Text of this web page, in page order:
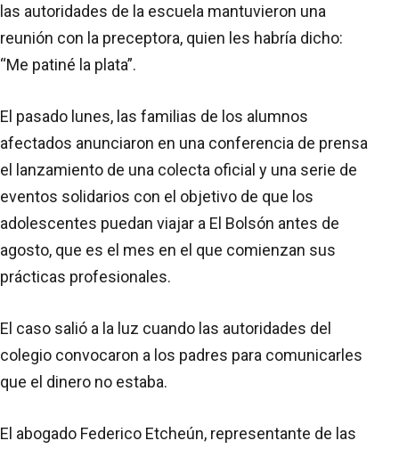
las autoridades de la escuela mantuvieron una
reunión con la preceptora, quien les habría dicho:
“Me patiné la plata”.
El pasado lunes, las familias de los alumnos
afectados anunciaron en una conferencia de prensa
el lanzamiento de una colecta oficial y una serie de
eventos solidarios con el objetivo de que los
adolescentes puedan viajar a El Bolsón antes de
agosto, que es el mes en el que comienzan sus
prácticas profesionales.
El caso salió a la luz cuando las autoridades del
colegio convocaron a los padres para comunicarles
que el dinero no estaba.
El abogado Federico Etcheún, representante de las